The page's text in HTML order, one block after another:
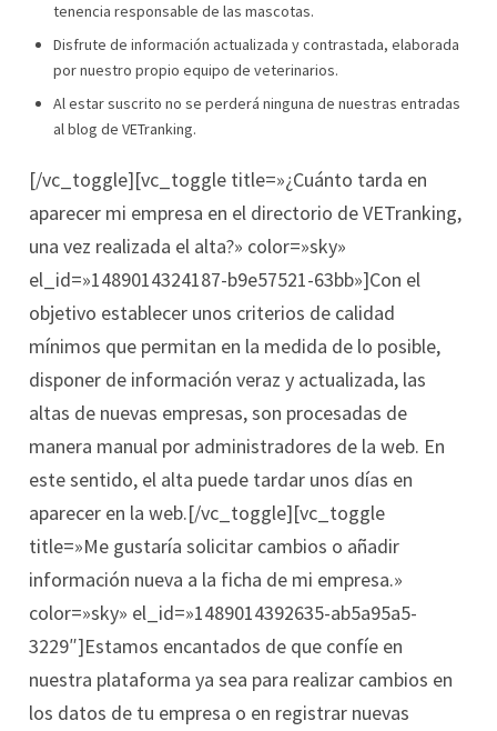
tenencia responsable de las mascotas.
Disfrute de información actualizada y contrastada, elaborada
por nuestro propio equipo de veterinarios.
Al estar suscrito no se perderá ninguna de nuestras entradas
al blog de VETranking.
[/vc_toggle][vc_toggle title=»¿Cuánto tarda en
aparecer mi empresa en el directorio de VETranking,
una vez realizada el alta?» color=»sky»
el_id=»1489014324187-b9e57521-63bb»]Con el
objetivo establecer unos criterios de calidad
mínimos que permitan en la medida de lo posible,
disponer de información veraz y actualizada, las
altas de nuevas empresas, son procesadas de
manera manual por administradores de la web. En
este sentido, el alta puede tardar unos días en
aparecer en la web.[/vc_toggle][vc_toggle
title=»Me gustaría solicitar cambios o añadir
información nueva a la ficha de mi empresa.»
color=»sky» el_id=»1489014392635-ab5a95a5-
3229″]Estamos encantados de que confíe en
nuestra plataforma ya sea para realizar cambios en
los datos de tu empresa o en registrar nuevas